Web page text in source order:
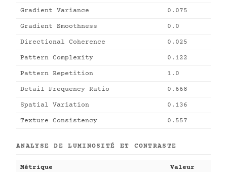
Gradient Variance 0.075
Gradient Smoothness 0.0
Directional Coherence 0.025
Pattern Complexity 0.122
Pattern Repetition 1.0
Detail Frequency Ratio 0.668
Spatial Variation 0.136
Texture Consistency 0.557
ANALYSE DE LUMINOSITÉ ET CONTRASTE
Métrique Valeur